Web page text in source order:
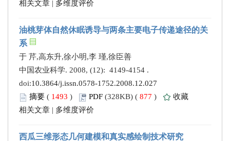
相关文章 | 多维度评价
油桃芽体自然休眠诱导与两条主要电子传递途径的关
系
于 芹,高东升,徐小明,李 瑾,徐臣善
中国农业科学. 2008, (12): 4149-4154 .
doi:10.3864/j.issn.0578-1752.2008.12.027
摘要 ( 1493 ) PDF (328KB) ( 877 )
收藏
相关文章 | 多维度评价
西瓜三维形态几何建模和真实感绘制技术研究